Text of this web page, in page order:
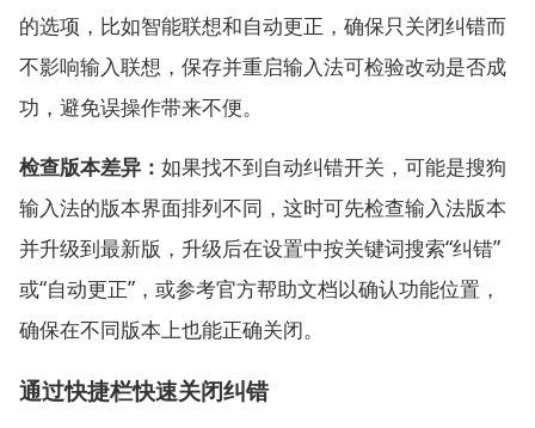
的选项，比如智能联想和自动更正，确保只关闭纠错而
不影响输入联想，保存并重启输入法可检验改动是否成
功，避免误操作带来不便。
检查版本差异： 如果找不到自动纠错开关，可能是搜狗
输入法的版本界面排列不同，这时可先检查输入法版本
并升级到最新版，升级后在设置中按关键词搜索“纠错”
或“自动更正”，或参考官方帮助文档以确认功能位置，
确保在不同版本上也能正确关闭。
通过快捷栏快速关闭纠错